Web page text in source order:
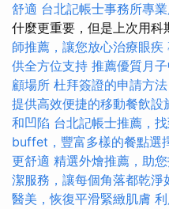
舒適 台北記帳士事務所專
什麼更重要，但是上次用科
師推薦，讓您放心治療眼疾
供全方位支持 推薦優質月
顧場所 杜拜簽證的申請方法
提供高效便捷的移動餐飲設
和凹陷 台北記帳士推薦，
buffet，豐富多樣的餐點選
更舒適 精選外燴推薦，助
潔服務，讓每個角落都乾淨
醫美，恢復平滑緊緻肌膚